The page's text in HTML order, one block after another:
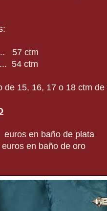
57 ctm
54 ctm
de 15, 16, 17 o 18 ctm
euros en baño de plata
en baño de oro